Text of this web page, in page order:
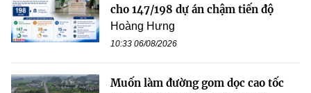
cho 147/198 dự án chậm tiến độ
Hoàng Hưng
10:33 06/08/2026
Muốn làm đường gom dọc cao tốc